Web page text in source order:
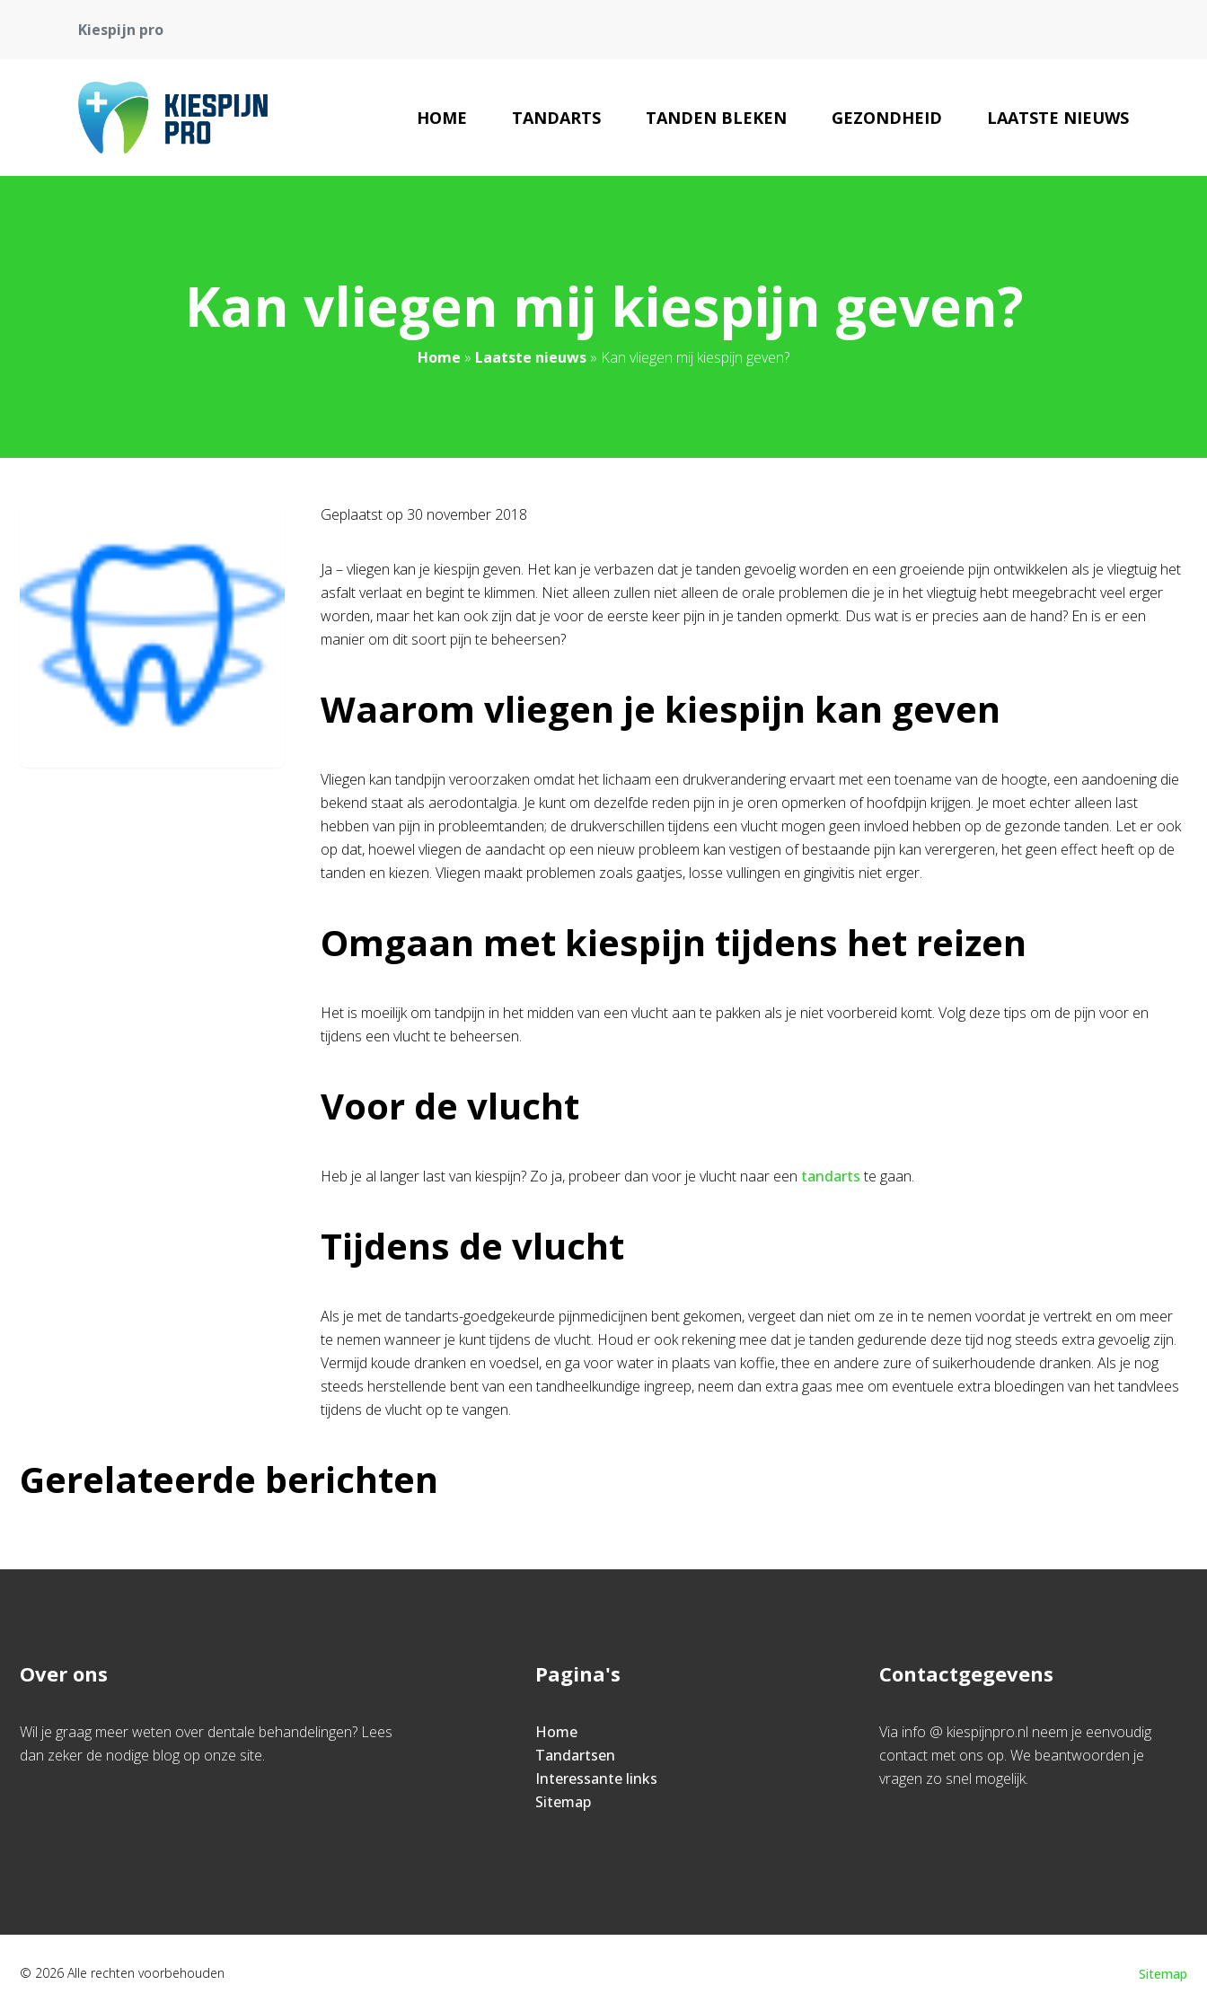
Kiespijn pro
HOME TANDARTS TANDEN BLEKEN GEZONDHEID LAATSTE NIEUWS
Kan vliegen mij kiespijn geven?
Home » Laatste nieuws » Kan vliegen mij kiespijn geven?
Geplaatst op 30 november 2018
Ja – vliegen kan je kiespijn geven. Het kan je verbazen dat je tanden gevoelig worden en een groeiende pijn ontwikkelen als je vliegtuig het
asfalt verlaat en begint te klimmen. Niet alleen zullen niet alleen de orale problemen die je in het vliegtuig hebt meegebracht veel erger
worden, maar het kan ook zijn dat je voor de eerste keer pijn in je tanden opmerkt. Dus wat is er precies aan de hand? En is er een
manier om dit soort pijn te beheersen?
Waarom vliegen je kiespijn kan geven
Vliegen kan tandpijn veroorzaken omdat het lichaam een drukverandering ervaart met een toename van de hoogte, een aandoening die
bekend staat als aerodontalgia. Je kunt om dezelfde reden pijn in je oren opmerken of hoofdpijn krijgen. Je moet echter alleen last
hebben van pijn in probleemtanden; de drukverschillen tijdens een vlucht mogen geen invloed hebben op de gezonde tanden. Let er ook
op dat, hoewel vliegen de aandacht op een nieuw probleem kan vestigen of bestaande pijn kan verergeren, het geen effect heeft op de
tanden en kiezen. Vliegen maakt problemen zoals gaatjes, losse vullingen en gingivitis niet erger.
Omgaan met kiespijn tijdens het reizen
Het is moeilijk om tandpijn in het midden van een vlucht aan te pakken als je niet voorbereid komt. Volg deze tips om de pijn voor en
tijdens een vlucht te beheersen.
Voor de vlucht
Heb je al langer last van kiespijn? Zo ja, probeer dan voor je vlucht naar een tandartste gaan.
Tijdens de vlucht
Als je met de tandarts-goedgekeurde pijnmedicijnen bent gekomen, vergeet dan niet om ze in te nemen voordat je vertrekt en om meer
te nemen wanneer je kunt tijdens de vlucht. Houd er ook rekening mee dat je tanden gedurende deze tijd nog steeds extra gevoelig zijn.
Vermijd koude dranken en voedsel, en ga voor water in plaats van koffie, thee en andere zure of suikerhoudende dranken. Als je nog
steeds herstellende bent van een tandheelkundige ingreep, neem dan extra gaas mee om eventuele extra bloedingen van het tandvlees
tijdens de vlucht op te vangen.
Gerelateerde berichten
Over ons
Wil je graag meer weten over dentale behandelingen? Lees
dan zeker de nodige blog op onze site.
Pagina's
Home
Tandartsen
Interessante links
Sitemap
Contactgegevens
Via info @ kiespijnpro.nl neem je eenvoudig
contact met ons op. We beantwoorden je
vragen zo snel mogelijk.
© 2026 Alle rechten voorbehouden Sitemap